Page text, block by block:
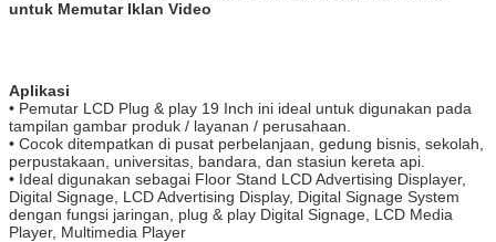
untuk Memutar Iklan Video
Aplikasi
• Pemutar LCD Plug & play 19 Inch ini ideal untuk digunakan pada
tampilan gambar produk / layanan / perusahaan.
• Cocok ditempatkan di pusat perbelanjaan, gedung bisnis, sekolah,
perpustakaan, universitas, bandara, dan stasiun kereta api.
• Ideal digunakan sebagai Floor Stand LCD Advertising Displayer,
Digital Signage, LCD Advertising Display, Digital Signage System
dengan fungsi jaringan, plug & play Digital Signage, LCD Media
Player, Multimedia Player